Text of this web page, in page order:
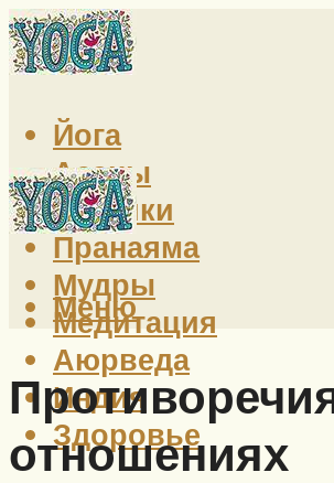
Йога
Асаны
Техники
Пранаяма
Мудры
Медитация
Аюрведа
Индия
Здоровье
Меню
отношениях